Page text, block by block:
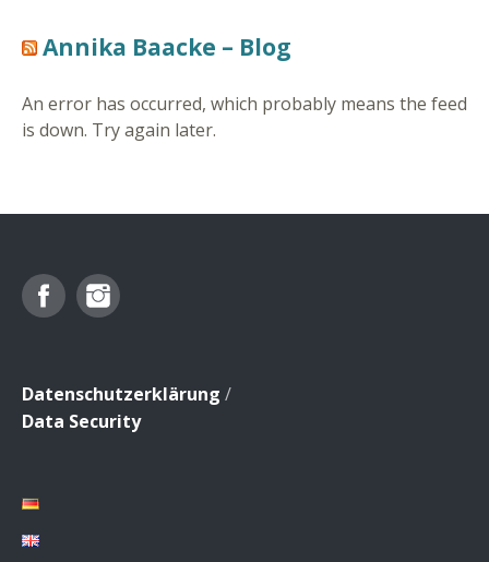
Annika Baacke – Blog
An error has occurred, which probably means the feed
is down. Try again later.
Facebook
Datenschutzerklärung /
Data Security